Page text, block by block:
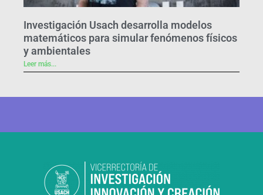
Investigación Usach desarrolla modelos
matemáticos para simular fenómenos físicos
y ambientales
Leer más...